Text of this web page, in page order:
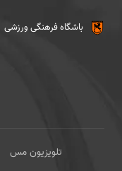
باشگاه فرهنگی ورزشی
تلویزیون مس